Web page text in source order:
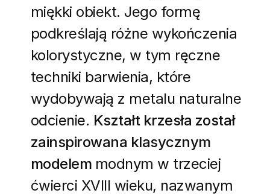
miękki obiekt. Jego formę
podkreślają różne wykończenia
kolorystyczne, w tym ręczne
techniki barwienia, które
wydobywają z metalu naturalne
odcienie. Kształt krzesła został
zainspirowana klasycznym
modelem modnym w trzeciej
ćwierci XVIII wieku, nazwanym